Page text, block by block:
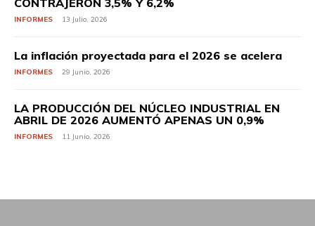
CONTRAJERON 3,5% Y 6,2%
INFORMES 13 Julio, 2026
La inflación proyectada para el 2026 se acelera
INFORMES 29 Junio, 2026
LA PRODUCCIÓN DEL NÚCLEO INDUSTRIAL EN
ABRIL DE 2026 AUMENTÓ APENAS UN 0,9%
INFORMES 11 Junio, 2026